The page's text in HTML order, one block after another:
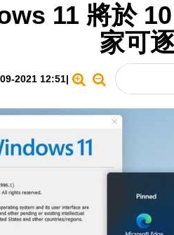
11 將於
家可
2021 12:51|